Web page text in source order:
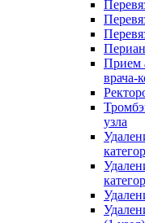
Прием
врача-
узла